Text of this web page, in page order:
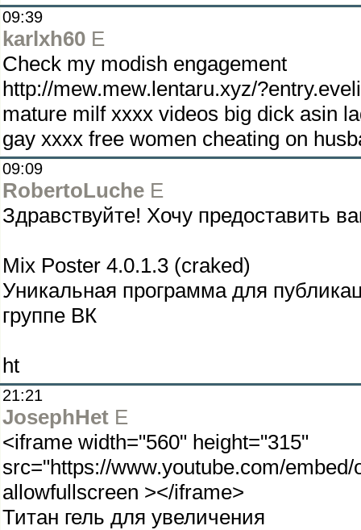
09:39
karlxh60 E
Check my modish engagement
http://mew.mew.lentaru.xyz/
mature milf xxxx videos big dick asin
gay xxxx free women cheating on
09:09
RobertoLuche E
Здравствуйте! Хочу предоставить
Mix Poster 4.0.1.3 (craked)
Уникальная программа для
группе ВК
ht
21:21
JosephHet E
<iframe width="560" height="315"
src="https://www.youtube.com/
allowfullscreen ></iframe>
Титан гель для увеличения